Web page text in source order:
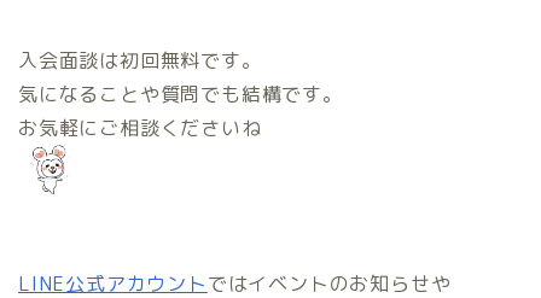
入会面談は初回無料です。
気になることや質問でも結構です。
お気軽にご相談くださいね
LINE公式アカウントではイベントのお知らせや